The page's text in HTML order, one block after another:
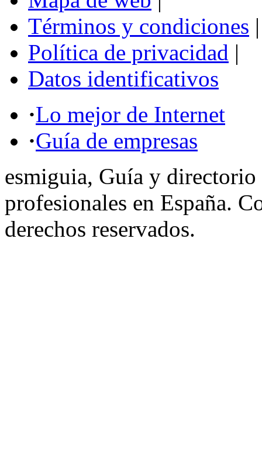
Términos y condiciones |
Política de privacidad |
Datos identificativos
·Lo mejor de Internet
·Guía de empresas
esmiguia, Guía y directorio
profesionales en España.
derechos reservados.